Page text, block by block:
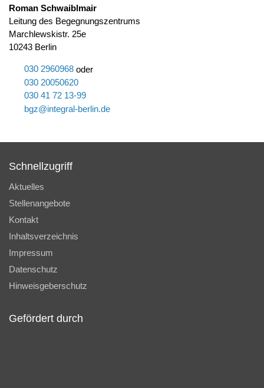
Roman Schwaiblmair
Leitung des Begegnungszentrums
Marchlewskistr. 25e
10243 Berlin
030 2960968 oder
030 20050620
030 41 72 13-99
bgz
nt gr l-b rl n d
Schnellzugriff
Aktuelles
Stellenangebote
Kontakt
Inhaltsverzeichnis
Impressum
Datenschutz
Hinweisgeberschutz
Gefördert durch